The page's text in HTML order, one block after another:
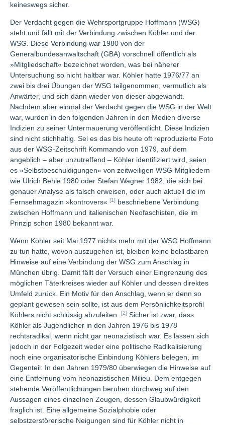
keineswegs sicher.
Der Verdacht gegen die Wehrsportgruppe Hoffmann (WSG)
steht und fällt mit der Verbindung zwischen Köhler und der
WSG. Diese Verbindung war 1980 von der
Generalbundesanwaltschaft (GBA) vorschnell öffentlich als
»Mitgliedschaft« bezeichnet worden, was bei näherer
Untersuchung so nicht haltbar war. Köhler hatte 1976/77 an
zwei bis drei Übungen der WSG teilgenommen, vermutlich als
Anwärter, und sich dann wieder von dieser abgewandt.
Nachdem aber einmal der Verdacht gegen die WSG in der Welt
war, wurden in den folgenden Jahren in den Medien diverse
Indizien zu seiner Untermauerung veröffentlicht. Diese Indizien
sind nicht stichhaltig. Sei es das bis heute oft reproduzierte Foto
aus der WSG-Zeitschrift Kommando von 1979, auf dem
angeblich – aber unzutreffend – Köhler identifiziert wird, seien
es »Selbstbeschuldigungen« von zeitweiligen WSG-Mitgliedern
wie Ulrich Behle 1980 oder Stefan Wagner 1982, die sich bei
genauer Analyse als falsch erweisen, oder auch aktuell die im
Fernsehmagazin »kontrovers« [1] beschriebene Verbindung
zwischen Hoffmann und italienischen Neofaschisten, die im
Prinzip schon 1980 bekannt war.
Wenn Köhler seit Mai 1977 nichts mehr mit der WSG Hoffmann
zu tun hatte, wovon auszugehen ist, bleiben keine belastbaren
Hinweise auf eine Verbindung der WSG zum Anschlag in
München übrig. Damit fällt der Versuch einer Eingrenzung des
möglichen Täterkreises wieder auf Köhler und dessen direktes
Umfeld zurück. Ein Motiv für den Anschlag, wenn er denn so
geplant gewesen sein sollte, ist aus dem Persönlichkeitsprofil
Köhlers nicht schlüssig abzuleiten.
[2] Sicher ist zwar, dass
Köhler als Jugendlicher in den Jahren 1976 bis 1978
rechtsradikal, wenn nicht gar neonazistisch war. Es lassen sich
jedoch in der Folgezeit weder eine politische Radikalisierung
noch eine organisatorische Einbindung Köhlers belegen, im
Gegenteil: In den Jahren 1979/80 überwiegen die Hinweise auf
eine Entfernung vom neonazistischen Milieu. Dem entgegen
stehende Veröffentlichungen beruhen durchweg auf den
Aussagen eines einzelnen Zeugen, dessen Glaubwürdigkeit
fraglich ist. Eine allgemeine Sozialphobie oder
selbstzerstörerische Neigungen sind für Köhler nicht in